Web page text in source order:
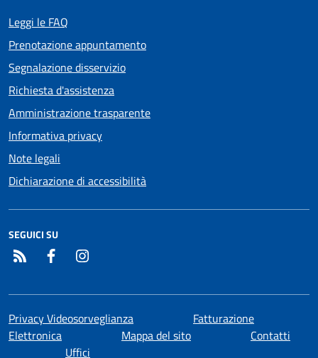
Leggi le FAQ
Prenotazione appuntamento
Segnalazione disservizio
Richiesta d'assistenza
Amministrazione trasparente
Informativa privacy
Note legali
Dichiarazione di accessibilità
SEGUICI SU
RSS Facebook
Privacy Videosorveglianza
Fatturazione
Elettronica
Mappa del sito
Contatti
Uffici